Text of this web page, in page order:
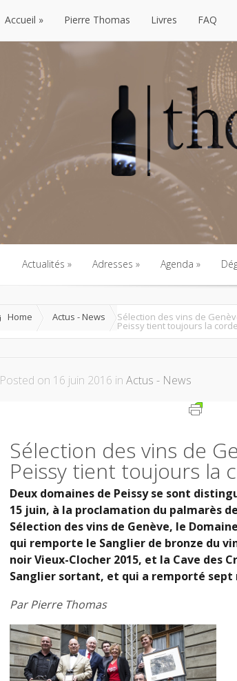
Accueil
Accueil
Pierre Thomas Livres FAQ
Actualités
Actualités
Adresses
Adresses
Agenda
Agenda
Home Actus - News Sélection des vins de
Peissy tient toujours la corde
Posted on 16 juin 2016 in Actus - News
Sélection des vins de
Peissy tient toujours la
Deux domaines de Peissy se sont
15 juin, à la proclamation du palmarès
Sélection des vins de Genève, le
qui remporte le Sanglier de bronze du
noir Vieux-Clocher 2015, et la Cave des
Sanglier sortant, et qui a remporté sept
Par Pierre Thomas